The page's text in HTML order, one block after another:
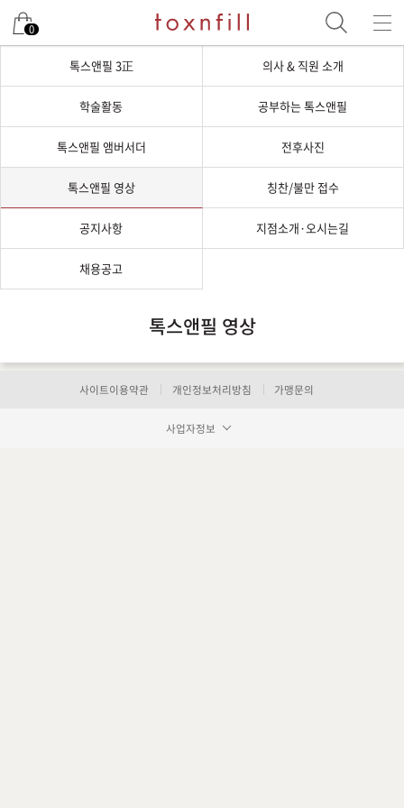
0
톡스앤필 3正 의사 & 직원 소개
학술활동 공부하는 톡스앤필
톡스앤필 앰버서더 전후사진
톡스앤필 영상 칭찬/불만 접수
공지사항 지점소개·오시는길
채용공고
톡스앤필 영상
사이트이용약관 개인정보처리방침 가맹문의
사업자정보